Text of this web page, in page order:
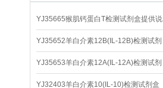
YJ35665猴肌钙蛋白T检测试剂盒提供说
明书
YJ35652羊白介素12B(IL-12B)检测试剂
盒
YJ35653羊白介素12A(IL-12A)检测试剂
盒
YJ32403羊白介素10(IL-10)检测试剂盒